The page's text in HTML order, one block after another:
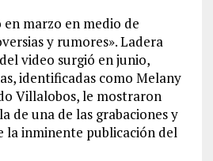
en marzo en medio de
y rumores». Ladera
video surgió en junio,
identificadas como Melany
Villalobos, le mostraron
de una de las grabaciones y
la inminente publicación del